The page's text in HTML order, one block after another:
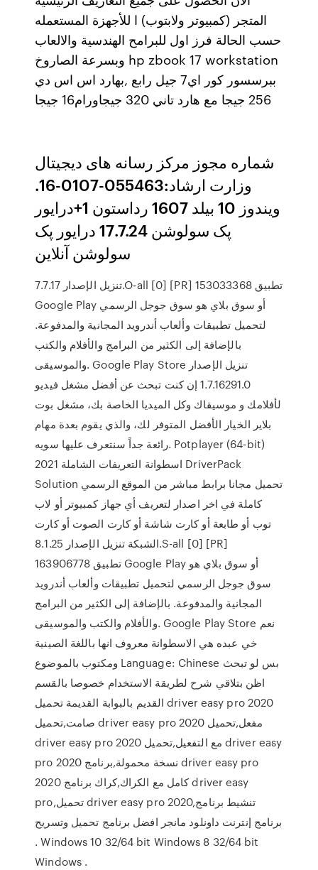
المتجر (كمبيوتر ولابتوب) ا للأجهزة المستعمله
حسب الحالة فرز اول للبرامح الهندسية والالعاب
وبسرعة الصاروخ hp zbook 17 workstation
ببرسسور كور اي7 جيل رابع ,بهارد اس اس دي
256 جيجا مع هارد تاني 320 جيجاورام16 جيجا
شماره مجوز مرکز رسانه های دیجیتال
وزارت ارشاد:055463-0107-16.
ویندوز 10 بیلد 1607 رداستون 1+درایور
پک سولوشن 17.7.24 درایور پک
سولوشن آنلاین
تنزيل الإصدار 7.7.17.O-all [0] [PR] 153033368 تطبيق
Google Play أو سوق بلاي هو سوق جوجل الرسمي
لتحميل تطبيقات وألعاب أندرويد المجانية والمدفوعة.
بالإضافة إلى الكثير من البرامج والأفلام والكتب
والموسيقى. Google Play Store تنزيل الإصدار
1.7.16291.0 إن كنت تبحث عن أفضل مشغل فيديو
لأفلامك و موسيقاك وكل الميديا الخاصة بك، مشغل بوت
بلاير الخيار الأفضل المتوفر لك، والذي يقوم بعدة مهام
رائعة جداً سنتعرف عليها سويه. Potplayer (64-bit)
اسطوانة التعريفات الشاملة 2021 DriverPack
Solution تحميل مجانا برابط مباشر من الموقع الرسمي
كاملة في اخر اصدار لتعريف أي جهاز كمبيوتر أو لاب
توب أو طابعة أو كارت شاشة أو كارت الصوت أو كارت
الشبكة تنزيل الإصدار 8.1.25.S-all [0] [PR]
163906778 تطبيق Google Play أو سوق بلاي هو
سوق جوجل الرسمي لتحميل تطبيقات وألعاب أندرويد
المجانية والمدفوعة. بالإضافة إلى الكثير من البرامج
والأفلام والكتب والموسيقى. Google Play Store نعم
خي عبده هي الاسطوانة معروف انها باللغة الصينية
ومكتوب بالموضوع Language: Chinese بس لو تبحث
اظن بتلاقي شرح لطريقة الاستخدام خصوصا بالقسم
القديم بالبوابة القديمة تحميل driver easy pro 2020
صامت,تحميل driver easy pro 2020 مفعل,تحميل
driver easy pro 2020 مع التفعيل,تحميل driver easy
pro 2020 نسخة محمولة,برنامج driver easy pro
2020 كامل مع الكراك,كراك برنامج driver easy
pro,تحميل driver easy pro 2020,تنشيط برنامج
برنامج إنترنت داونلود مانجر افضل برنامج تحميل وتسريح
. Windows 10 32/64 bit Windows 8 32/64 bit
Windows .